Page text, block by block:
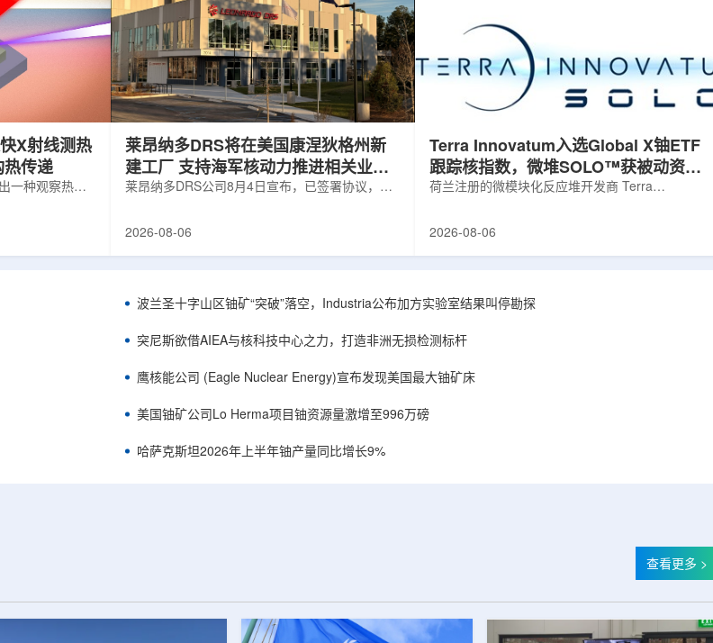
X射线测热
热传递
一种观察热量
器件过热正成
存在局限，例
同材料层中的
以在微小尺度
...
莱昂纳多DRS将在美国康涅狄格州新
建工厂 支持海军核动力推进相关业务
增长
莱昂纳多DRS公司8月4日宣布，已签署协议，将
并为公司在核能领域的后续增长提供空间和基础
尔德帕克里奇路120号，占地约14.1087万平方英
尺。工厂建成后，将整合目前分布在康涅狄格州
丹伯里和贝瑟尔三个地点的业务。该设施预计于
2027年初投入使用，若最终设计和租户装修工...
2026-08-06
Terra Innovatum入选Global X铀ETF
跟踪核指数，微堆SOLO™获被动资金
曝光
荷兰注册的微模块化反应堆开发商 Terra
Arca: URA，资管超50亿美元)的跟踪基准，本次
CEO Alessandro Petruzzi 称，这使被动/主题投
资者可通过指数直接触达其 SOLO™ 微堆故事，
与 Cameco、Kazatomprom、Centrus、Oklo、
NuScale、X-energy、三菱重...
2026-08-06
波兰圣十字山区铀矿“突破”落空，Industria公布加方实验室结果叫停勘探
突尼斯欲借AIEA与核科技中心之力，打造非洲无损检测标杆
鹰核能公司 (Eagle Nuclear Energy)宣布发现美国最大铀矿床
美国铀矿公司Lo Herma项目铀资源量激增至996万磅
哈萨克斯坦2026年上半年铀产量同比增长9%
查看更多 >